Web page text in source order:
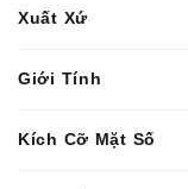
Xuất Xứ
Giới Tính
Kích Cỡ Mặt Số